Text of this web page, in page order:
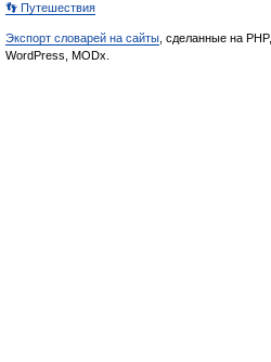
👣 Путешествия
Экспорт словарей на сайты , сделанные на PHP,
WordPress, MODx.